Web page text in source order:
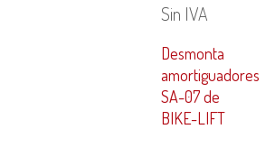
Sin IVA
Desmonta
amortiguadores
SA-07 de
BIKE-LIFT